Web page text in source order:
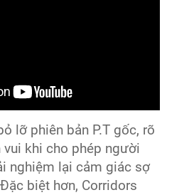
lỡ phiên bản P.T gốc, rõ
vui khi cho phép người
nghiệm lại cảm giác sợ
biệt hơn, Corridors